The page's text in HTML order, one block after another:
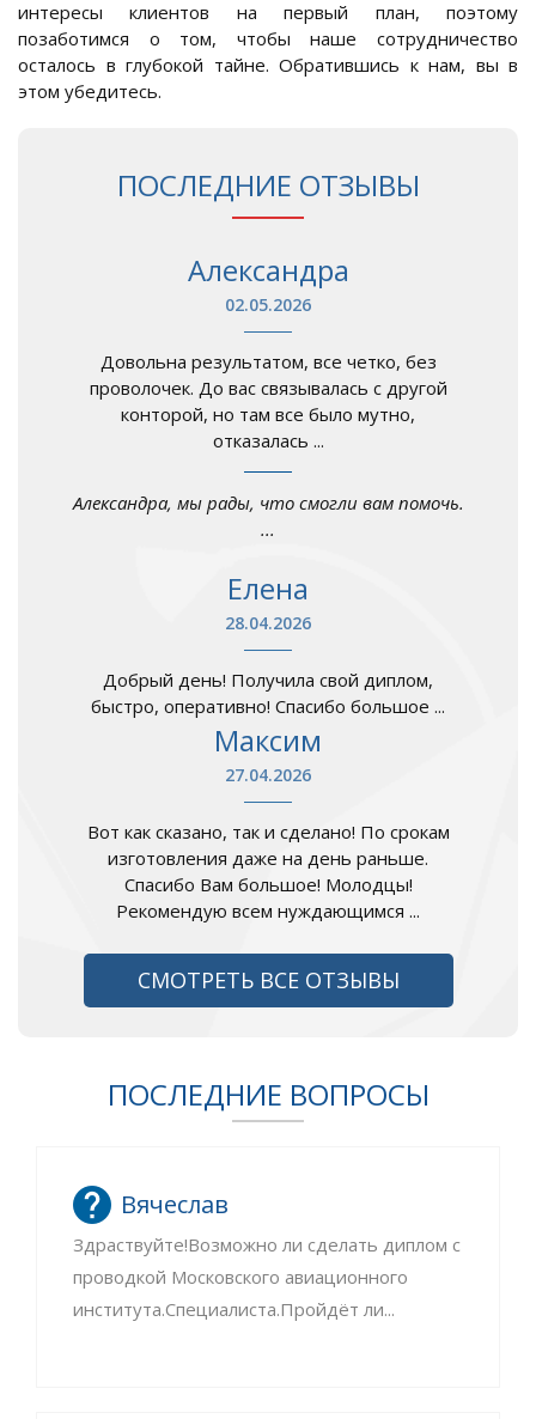
интересы клиентов на первый план, поэтому
позаботимся о том, чтобы наше сотрудничество
осталось в глубокой тайне. Обратившись к нам, вы в
этом убедитесь.
ПОСЛЕДНИЕ ОТЗЫВЫ
Александра
02.05.2026
Довольна результатом, все четко, без
проволочек. До вас связывалась с другой
конторой, но там все было мутно,
отказалась ...
Александра, мы рады, что смогли вам помочь.
...
Елена
28.04.2026
Добрый день! Получила свой диплом,
быстро, оперативно! Спасибо большое ...
Максим
27.04.2026
Вот как сказано, так и сделано! По срокам
изготовления даже на день раньше.
Спасибо Вам большое! Молодцы!
Рекомендую всем нуждающимся ...
СМОТРЕТЬ ВСЕ ОТЗЫВЫ
ПОСЛЕДНИЕ ВОПРОСЫ
Вячеслав
Здраствуйте!Возможно ли сделать диплом с
проводкой Московского авиационного
института.Специалиста.Пройдёт ли...